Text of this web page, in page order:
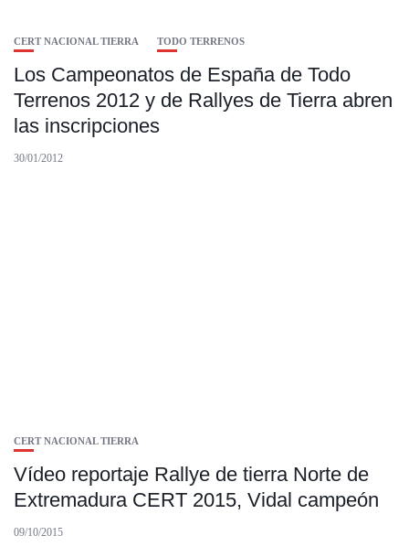
CERT NACIONAL TIERRA TODO TERRENOS
Los Campeonatos de España de Todo
Terrenos 2012 y de Rallyes de Tierra abren
las inscripciones
30/01/2012
CERT NACIONAL TIERRA
Vídeo reportaje Rallye de tierra Norte de
Extremadura CERT 2015, Vidal campeón
09/10/2015